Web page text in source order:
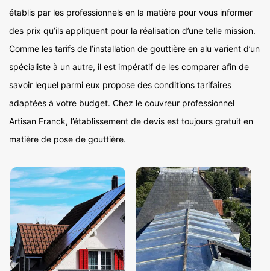
établis par les professionnels en la matière pour vous informer
des prix qu’ils appliquent pour la réalisation d’une telle mission.
Comme les tarifs de l’installation de gouttière en alu varient d’un
spécialiste à un autre, il est impératif de les comparer afin de
savoir lequel parmi eux propose des conditions tarifaires
adaptées à votre budget. Chez le couvreur professionnel
Artisan Franck, l’établissement de devis est toujours gratuit en
matière de pose de gouttière.